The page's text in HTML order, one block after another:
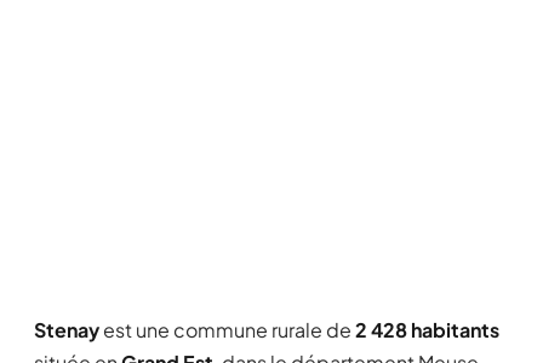
Stenayest une commune rurale de2 428 habitants